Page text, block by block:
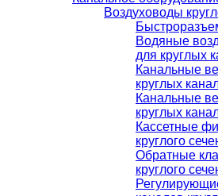
Воздуховоды
Водяные
для круглых
Канальные
круглых
Канальные
круглых
Кассетные
круглого
Обратные
круглого